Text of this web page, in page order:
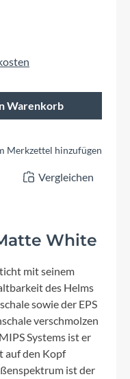
gewünschten
Warenkorb
Merkzettel hinzufügen
Vergleichen
White
mit seinem
des Helms
sowie der EPS
verschmolzen
Systems ist er
auf den Kopf
ist der